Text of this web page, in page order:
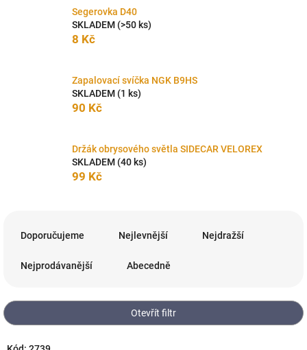
Segerovka D40
SKLADEM (>50 ks)
8 Kč
Zapalovací svíčka NGK B9HS
SKLADEM (1 ks)
90 Kč
Držák obrysového světla SIDECAR VELOREX
SKLADEM (40 ks)
99 Kč
p
r
Doporučujeme Nejlevnější Nejdražší
Nejprodávanější Abecedně
Otevřít filtr
V